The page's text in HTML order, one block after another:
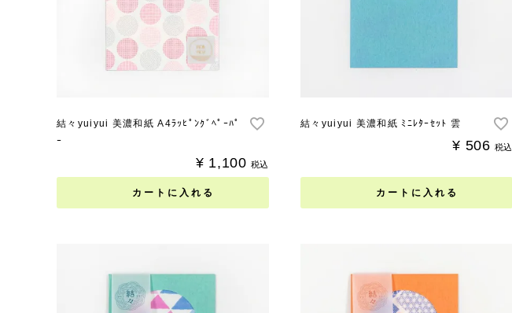
結々yuiyui 美濃和紙 A4ﾗｯﾋﾟﾝｸﾞﾍﾟｰﾊﾟ
ｰ
カートに入れる
¥ 1,100 税込
結々yuiyui 美濃和紙 ﾐﾆﾚﾀｰｾｯﾄ 雲
カートに入れる
¥ 506 税込